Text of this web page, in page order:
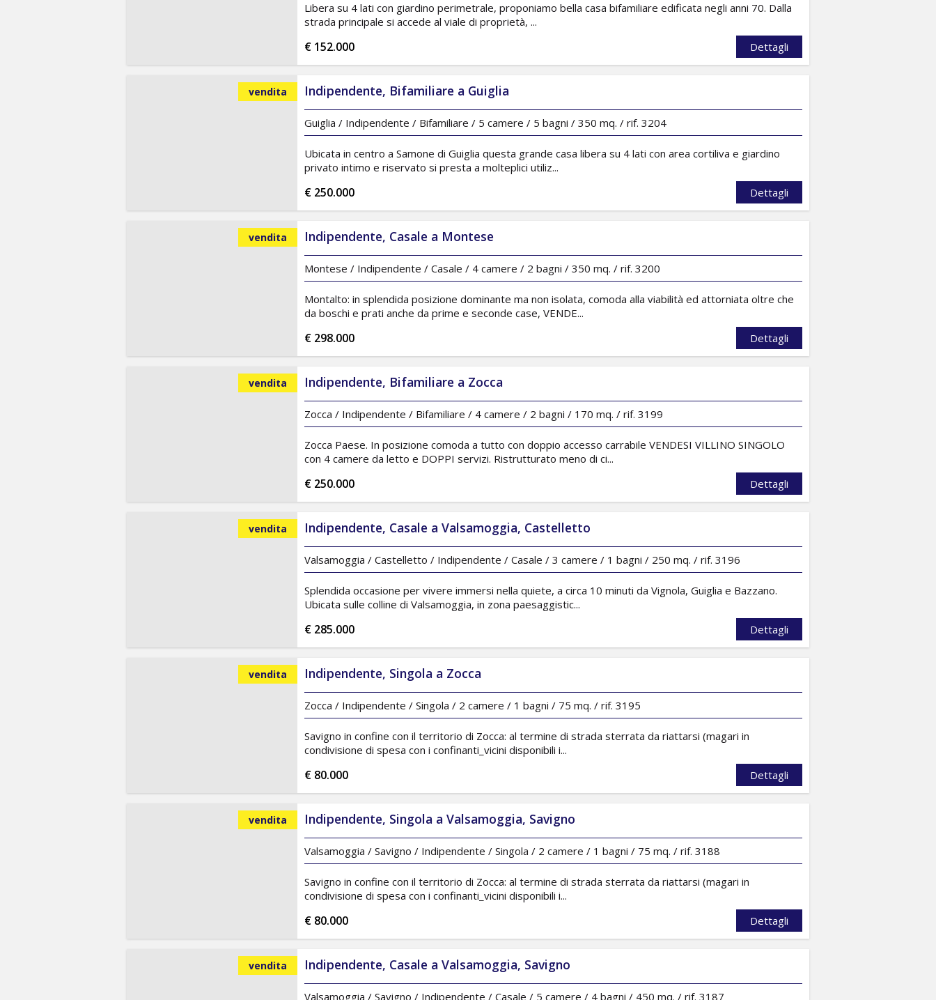
Libera su 4 lati con giardino perimetrale, proponiamo bella casa bifamiliare edificata negli anni 70. Dalla
strada principale si accede al viale di proprietà, ...
€ 152.000 Dettagli
vendita Indipendente, Bifamiliare a Guiglia
Guiglia / Indipendente / Bifamiliare / 5 camere / 5 bagni / 350 mq. / rif. 3204
Ubicata in centro a Samone di Guiglia questa grande casa libera su 4 lati con area cortiliva e giardino
privato intimo e riservato si presta a molteplici utiliz...
€ 250.000 Dettagli
vendita Indipendente, Casale a Montese
Montese / Indipendente / Casale / 4 camere / 2 bagni / 350 mq. / rif. 3200
Montalto: in splendida posizione dominante ma non isolata, comoda alla viabilità ed attorniata oltre che
da boschi e prati anche da prime e seconde case, VENDE...
€ 298.000 Dettagli
vendita Indipendente, Bifamiliare a Zocca
Zocca / Indipendente / Bifamiliare / 4 camere / 2 bagni / 170 mq. / rif. 3199
Zocca Paese. In posizione comoda a tutto con doppio accesso carrabile VENDESI VILLINO SINGOLO
con 4 camere da letto e DOPPI servizi. Ristrutturato meno di ci...
€ 250.000 Dettagli
vendita Indipendente, Casale a Valsamoggia, Castelletto
Valsamoggia / Castelletto / Indipendente / Casale / 3 camere / 1 bagni / 250 mq. / rif. 3196
Splendida occasione per vivere immersi nella quiete, a circa 10 minuti da Vignola, Guiglia e Bazzano.
Ubicata sulle colline di Valsamoggia, in zona paesaggistic...
€ 285.000 Dettagli
vendita Indipendente, Singola a Zocca
Zocca / Indipendente / Singola / 2 camere / 1 bagni / 75 mq. / rif. 3195
Savigno in confine con il territorio di Zocca: al termine di strada sterrata da riattarsi (magari in
condivisione di spesa con i confinanti_vicini disponibili i...
€ 80.000 Dettagli
vendita Indipendente, Singola a Valsamoggia, Savigno
Valsamoggia / Savigno / Indipendente / Singola / 2 camere / 1 bagni / 75 mq. / rif. 3188
Savigno in confine con il territorio di Zocca: al termine di strada sterrata da riattarsi (magari in
condivisione di spesa con i confinanti_vicini disponibili i...
€ 80.000 Dettagli
vendita Indipendente, Casale a Valsamoggia, Savigno
Valsamoggia / Savigno / Indipendente / Casale / 5 camere / 4 bagni / 450 mq. / rif. 3187